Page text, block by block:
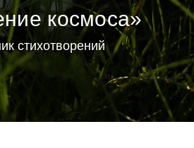
космоса»
стихотворений